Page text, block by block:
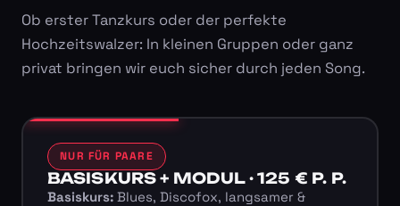
Ob erster Tanzkurs oder der perfekte
Hochzeitswalzer: In kleinen Gruppen oder ganz
privat bringen wir euch sicher durch jeden Song.
NUR FÜR PAARE
BASISKURS + MODUL · 125 € P. P.
Basiskurs:Blues, Discofox, langsamer &